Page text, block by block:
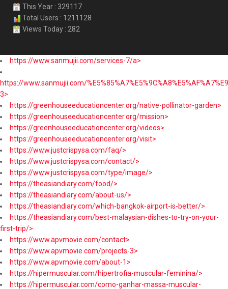
This Year : 329117
Total Users : 1211128
Views Today : 282
https://www.sanmujii.com/services-7/a>
https://www.sanmujii.com/
3>
https://greenhouseeducationcenter.org/native-pollinator-garden>
https://greenhouseeducationcenter.org/mission>
https://greenhouseeducationcenter.org/videos>
https://greenhouseeducationcenter.org/visit>
https://www.justcrispysa.com/faq/>
https://www.justcrispysa.com/contact/>
https://www.justcrispysa.com/type/image/>
https://theasiandiary.com/food/>
https://theasiandiary.com/about-us/>
https://theasiandiary.com/which-bangkok-airport-is-better/>
https://theasiandiary.com/best-malaysian-dishes-to-try-on-your-
first-trip/>
https://www.apvmovie.com/contact>
https://www.apvmovie.com/projects-3>
https://www.apvmovie.com/about-1>
https://hipermuscular.com/hipertrofia-muscular-feminina/>
https://hipermuscular.com/como-ganhar-massa-muscular-